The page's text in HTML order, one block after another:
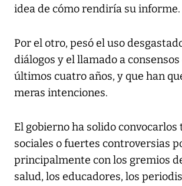
idea de cómo rendiría su informe.
Por el otro, pesó el uso
diálogos y el llamado a consensos
últimos cuatro años, y que han
meras intenciones.
El gobierno ha solido
sociales o fuertes controversias
principalmente con los gremios
salud, los educadores, los